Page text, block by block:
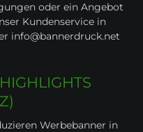
oder ein Angebot
Kundenservice in
info@bannerdruck.net
Werbebanner in